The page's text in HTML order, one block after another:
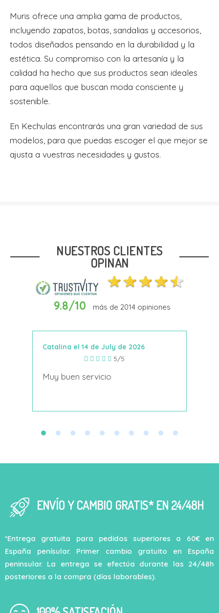
Muris ofrece una amplia gama de productos,
incluyendo zapatos, botas, sandalias y accesorios,
todos diseñados pensando en la durabilidad y la
estética. Su compromiso con la artesanía y la
calidad ha hecho que sus productos sean ideales
para aquellos que buscan moda consciente y
sostenible.
En Kechulas encontrarás una gran variedad de sus
modelos, para que puedas escoger el que mejor se
ajusta a vuestras necesidades y gustos.
NUESTROS CLIENTES
OPINAN
9.8/10 más de 2014opiniones
Catalina el 14 de July de 2026
5/5
Muy buen servicio
ENVÍO Y CAMBIO GRATIS* EN 24/48H
*Entrega gratuita para pedidos superiores a 60€ en
España penísular. Primer cambio gratuito en España
peninsular. La entrega se efectúa durante las 24/48h
posteriores a la compra (días laborables).